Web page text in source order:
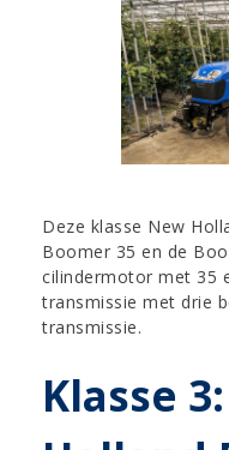
Deze klasse New
Boomer 35 en de
cilindermotor met 35
transmissie met drie
transmissie.
Klasse